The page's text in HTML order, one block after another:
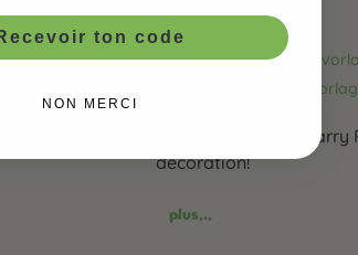
18 mai 2021
Une fête à thème
décoration!
plus...
ton code
NON MERCI